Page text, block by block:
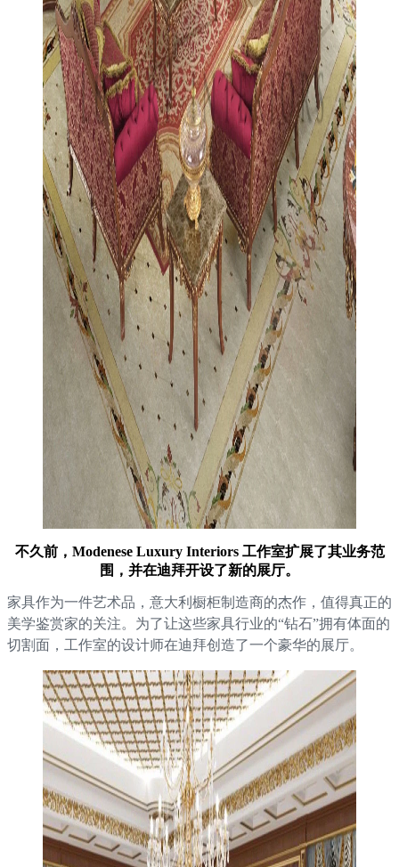
不久前，Modenese Luxury Interiors 工作室扩展了其业务范
围，并在迪拜开设了新的展厅。
家具作为一件艺术品，意大利橱柜制造商的杰作，值得真正的
美学鉴赏家的关注。为了让这些家具行业的“钻石”拥有体面的
切割面，工作室的设计师在迪拜创造了一个豪华的展厅。